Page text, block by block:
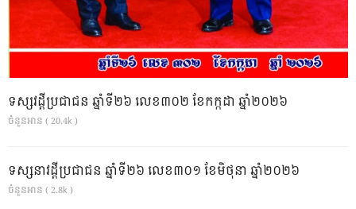
ទស្សវដ្តីប្រជាជន ឆ្នាំទី២៦ លេខ៣០២ ខែកក្កដា ឆ្នាំ២០២៦
ចំនួនអាន ( 20.4k )
ទស្សនាវដ្ដីប្រជាជន ឆ្នាំទី២៦ លេខ៣០១ ខែមិថុនា ឆ្នាំ២០២៦
ចំនួនអាន ( 2.8k )